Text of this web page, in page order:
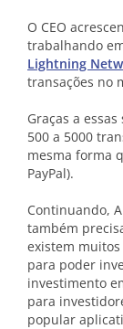
O CEO
trabalhando
Lightning
transações no
Graças a
500 a 5000
mesma forma
PayPal).
Continuando,
também
existem
para poder
investimento
para
popular